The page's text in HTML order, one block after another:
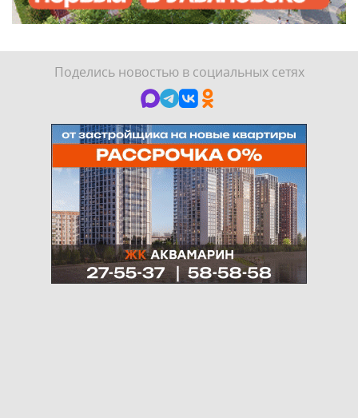
Поделись новостью в социальных сетях